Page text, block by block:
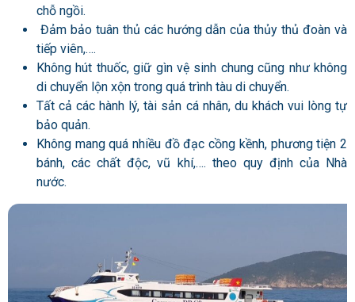
chỗ ngồi.
Đảm bảo tuân thủ các hướng dẫn của thủy thủ đoàn và
tiếp viên,….
Không hút thuốc, giữ gìn vệ sinh chung cũng như không
di chuyển lộn xộn trong quá trình tàu di chuyển.
Tất cả các hành lý, tài sản cá nhân, du khách vui lòng tự
bảo quản.
Không mang quá nhiều đồ đạc cồng kềnh, phương tiện 2
bánh, các chất độc, vũ khí,…. theo quy định của Nhà
nước.